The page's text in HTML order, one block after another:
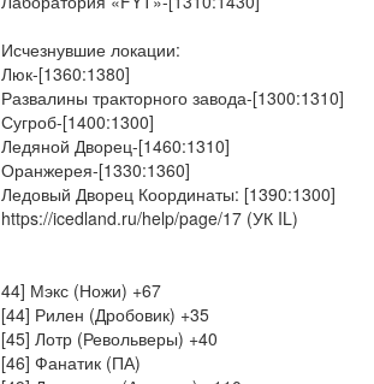
Исчезнувшие локации:
Люк-[1360:1380]
Развалины тракторного завода-[1300:1310]
Сугроб-[1400:1300]
Ледяной Дворец-[1460:1310]
Оранжерея-[1330:1360]
Ледовый Дворец Координаты: [1390:1300]
https://icedland.ru/help/page/17 (УК IL)
44] Мэкс (Ножи) +67
[44] Рилен (Дробовик) +35
[45] Лотр (Револьверы) +40
[46] Фанатик (ПА)